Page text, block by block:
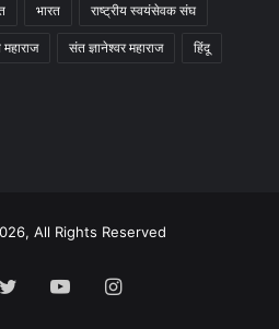
भारत राष्ट्रीय स्वयंसेवक संघ
संत ज्ञानेश्वर महाराज हिंदू
All Rights Reserved
TwitterYouTubeInstagram